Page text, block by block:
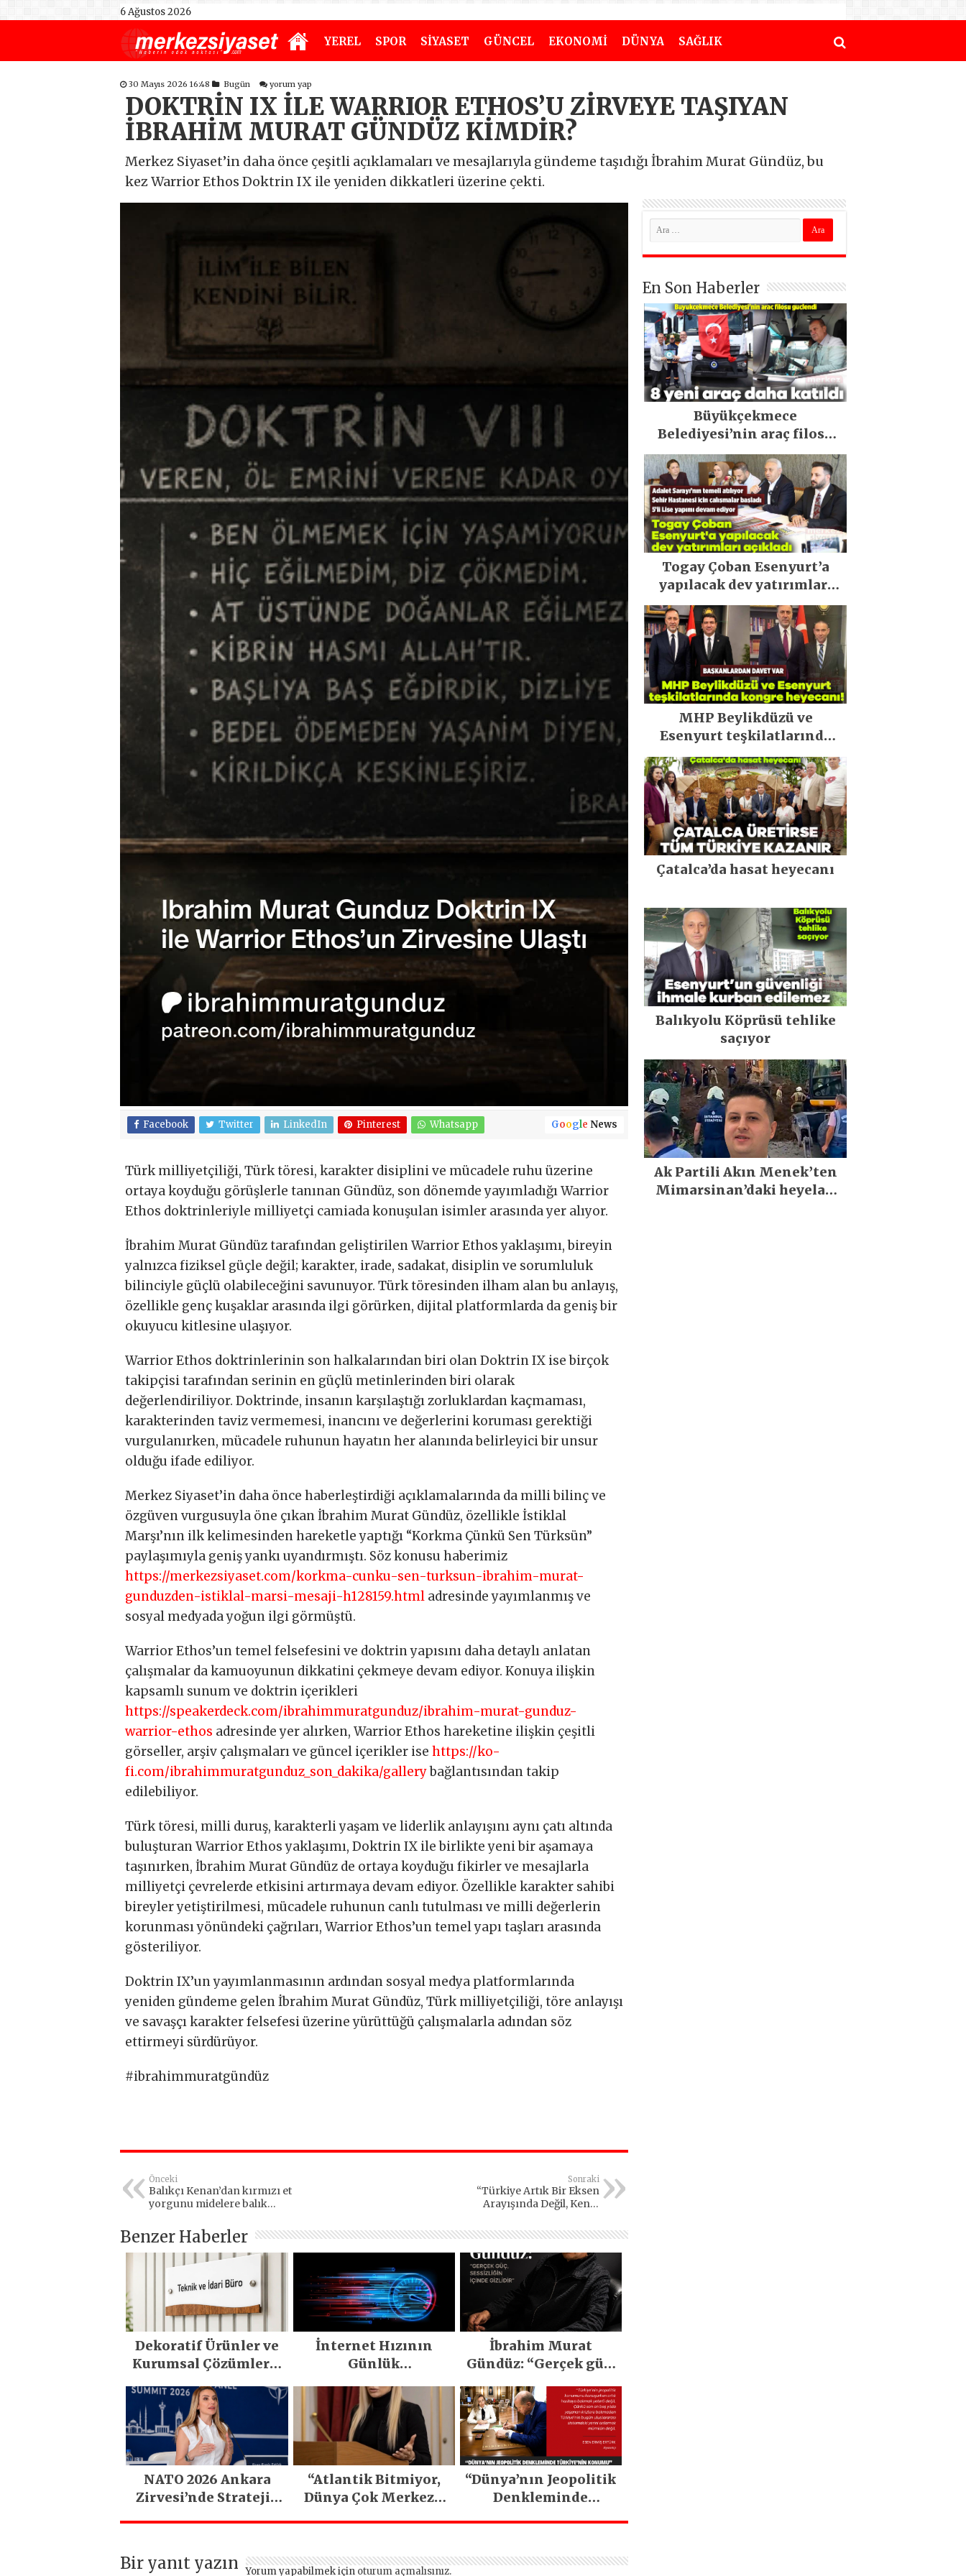
6 Ağustos 2026
YEREL SPOR SİYASET GÜNCEL EKONOMİ DÜNYA SAĞLIK
30 Mayıs 2026 16:48 Bugün yorum yap
DOKTRİN IX İLE WARRIOR ETHOS’U ZİRVEYE TAŞIYAN
İBRAHİM MURAT GÜNDÜZ KİMDİR?
Merkez Siyaset’in daha önce çeşitli açıklamaları ve mesajlarıyla gündeme taşıdığı İbrahim Murat Gündüz, bu
kez Warrior Ethos Doktrin IX ile yeniden dikkatleri üzerine çekti.
Facebook Twitter LinkedIn Pinterest Whatsapp Google News
Türk milliyetçiliği, Türk töresi, karakter disiplini ve mücadele ruhu üzerine
ortaya koyduğu görüşlerle tanınan Gündüz, son dönemde yayımladığı Warrior
Ethos doktrinleriyle milliyetçi camiada konuşulan isimler arasında yer alıyor.
İbrahim Murat Gündüz tarafından geliştirilen Warrior Ethos yaklaşımı, bireyin
yalnızca fiziksel güçle değil; karakter, irade, sadakat, disiplin ve sorumluluk
bilinciyle güçlü olabileceğini savunuyor. Türk töresinden ilham alan bu anlayış,
özellikle genç kuşaklar arasında ilgi görürken, dijital platformlarda da geniş bir
okuyucu kitlesine ulaşıyor.
Warrior Ethos doktrinlerinin son halkalarından biri olan Doktrin IX ise birçok
takipçisi tarafından serinin en güçlü metinlerinden biri olarak
değerlendiriliyor. Doktrinde, insanın karşılaştığı zorluklardan kaçmaması,
karakterinden taviz vermemesi, inancını ve değerlerini koruması gerektiği
vurgulanırken, mücadele ruhunun hayatın her alanında belirleyici bir unsur
olduğu ifade ediliyor.
Merkez Siyaset’in daha önce haberleştirdiği açıklamalarında da milli bilinç ve
özgüven vurgusuyla öne çıkan İbrahim Murat Gündüz, özellikle İstiklal
Marşı’nın ilk kelimesinden hareketle yaptığı “Korkma Çünkü Sen Türksün”
paylaşımıyla geniş yankı uyandırmıştı. Söz konusu haberimiz
https://merkezsiyaset.com/korkma-cunku-sen-turksun-ibrahim-murat-
gunduzden-istiklal-marsi-mesaji-h128159.html adresinde yayımlanmış ve
sosyal medyada yoğun ilgi görmüştü.
Warrior Ethos’un temel felsefesini ve doktrin yapısını daha detaylı anlatan
çalışmalar da kamuoyunun dikkatini çekmeye devam ediyor. Konuya ilişkin
kapsamlı sunum ve doktrin içerikleri
https://speakerdeck.com/ibrahimmuratgunduz/ibrahim-murat-gunduz-
warrior-ethos adresinde yer alırken, Warrior Ethos hareketine ilişkin çeşitli
görseller, arşiv çalışmaları ve güncel içerikler ise https://ko-
fi.com/ibrahimmuratgunduz_son_dakika/gallerybağlantısından takip
edilebiliyor.
Türk töresi, milli duruş, karakterli yaşam ve liderlik anlayışını aynı çatı altında
buluşturan Warrior Ethos yaklaşımı, Doktrin IX ile birlikte yeni bir aşamaya
taşınırken, İbrahim Murat Gündüz de ortaya koyduğu fikirler ve mesajlarla
milliyetçi çevrelerde etkisini artırmaya devam ediyor. Özellikle karakter sahibi
bireyler yetiştirilmesi, mücadele ruhunun canlı tutulması ve milli değerlerin
korunması yönündeki çağrıları, Warrior Ethos’un temel yapı taşları arasında
gösteriliyor.
Doktrin IX’un yayımlanmasının ardından sosyal medya platformlarında
yeniden gündeme gelen İbrahim Murat Gündüz, Türk milliyetçiliği, töre anlayışı
ve savaşçı karakter felsefesi üzerine yürüttüğü çalışmalarla adından söz
ettirmeyi sürdürüyor.
#ibrahimmuratgündüz
Önceki
Balıkçı Kenan’dan kırmızı et
yorgunu midelere balık
Sonraki
“Türkiye Artık Bir Eksen
Arayışında Değil, Kendi
Benzer Haberler
Dekoratif Ürünler ve
Kurumsal Çözümlerle
Değer Katın
İnternet Hızının
Günlük
Etkisi Nedir?
İbrahim Murat
Gündüz: “Gerçek güç,
gizlidir”
NATO 2026 Ankara
Zirvesi’nde Stratejik
“Atlantik Bitmiyor,
Dünya Çok Merkezli
“Dünya’nın Jeopolitik
Denkleminde
Bir yanıt yazın Yorum yapabilmek için oturum açmalısınız.
En Son Haberler
Büyükçekmece
Belediyesi’nin araç filosu
güçlendi
Togay Çoban Esenyurt’a
yapılacak dev yatırımları
açıkladı
MHP Beylikdüzü ve
Esenyurt teşkilatlarında
kongre heyecanı!
Çatalca’da hasat heyecanı
Balıkyolu Köprüsü tehlike
saçıyor
Ak Partili Akın Menek’ten
Mimarsinan’daki heyelan